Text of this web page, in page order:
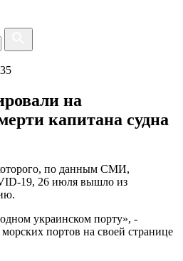
на
капитана судна
по данным СМИ,
19, 26 июля вышло из
украинском порту», -
портов на своей странице